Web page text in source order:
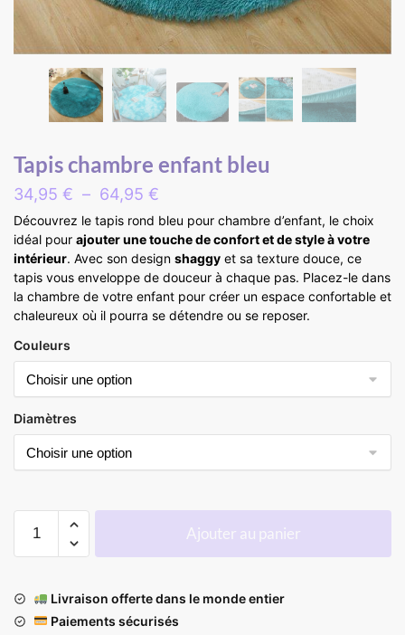
Tapis chambre enfant bleu
34,95 € – 64,95 €
Découvrez le tapis rond bleu pour chambre d’enfant, le choix
idéal pour ajouter une touche de confort et de style à votre
intérieur. Avec son design shaggy et sa texture douce, ce
tapis vous enveloppe de douceur à chaque pas. Placez-le dans
la chambre de votre enfant pour créer un espace confortable et
chaleureux où il pourra se détendre ou se reposer.
Couleurs
Diamètres
Ajouter au panier
Livraison offerte dans le monde entier
Paiements sécurisés